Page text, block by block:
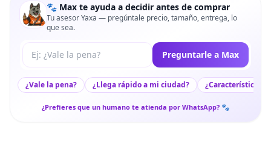
🐾 Max te ayuda a decidir antes de comprar
Tu asesor Yaxa — pregúntale precio, tamaño, entrega, lo
que sea.
Tu pregunta a Max Preguntarle a Max
¿Vale la pena? ¿Llega rápido a mi ciudad? ¿Características
¿Prefieres que un humano te atienda por WhatsApp? 🐾